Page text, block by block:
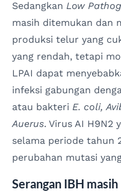
Sedangkan Low
masih ditemukan dan
produksi telur yang
yang rendah, tetapi
LPAI dapat
infeksi gabungan
atau bakteri E. coli,
Auerus. Virus AI H9N2
selama periode tahun
perubahan mutasi
Serangan IBH